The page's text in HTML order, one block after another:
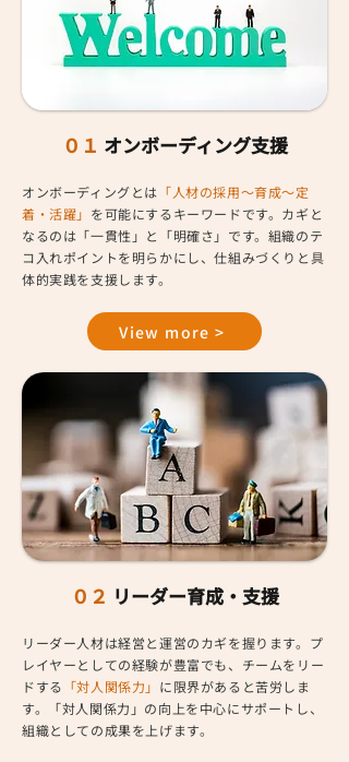
０１ オンボーディング支援
オンボーディングとは 「人材の採用〜育成〜定
着・活躍」 を可能にするキーワードです。カギと
なるのは「一貫性」と「明確さ」です。組織のテ
コ入れポイントを明らかにし、仕組みづくりと具
体的実践を支援します。
View more >
０２ リーダー育成・支援
リーダー人材は経営と運営のカギを握ります。プ
レイヤーとしての経験が豊富でも、チームをリー
ドする 「対人関係力」 に限界があると苦労しま
す。「対人関係力」の向上を中心にサポートし、
組織としての成果を上げます。